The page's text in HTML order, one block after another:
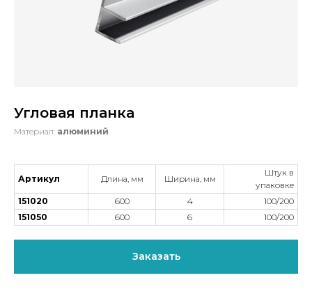
Угловая планка
Материал: алюминий
Артикул Длина, мм Ширина, мм
Штук в
упаковке
151020
600 4
100/200
151050
600 6 100/200
Заказать